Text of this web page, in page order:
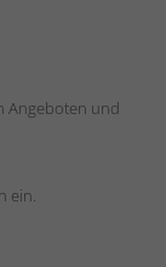
Angeboten und
ein.